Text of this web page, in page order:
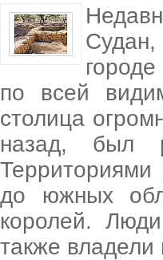
по всей
столица
назад, был
Территориями
до южных
королей.
также владели